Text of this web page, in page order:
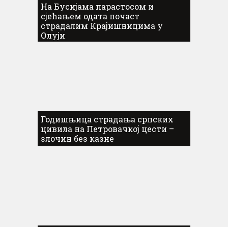
На Бусијама парастосом и
сјећањем одата почаст
страдалим Крајишницима у
Олуји
Годишњица страдања српских
цивила на Петровачкој цести –
злочин без казне